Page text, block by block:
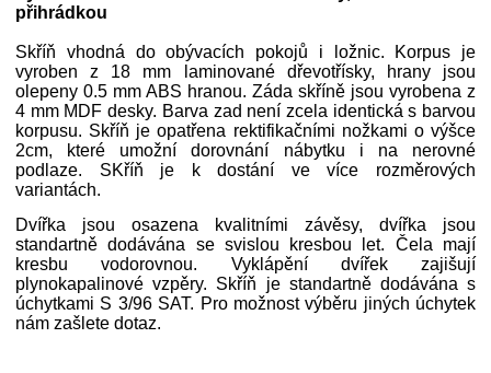
přihrádkou
Skříň vhodná do obývacích pokojů i ložnic. Korpus je
vyroben z 18 mm laminované dřevotřísky, hrany jsou
olepeny 0.5 mm ABS hranou. Záda skříně jsou vyrobena z
4 mm MDF desky. Barva zad není zcela identická s barvou
korpusu. Skříň je opatřena rektifikačními nožkami o výšce
2cm, které umožní dorovnání nábytku i na nerovné
podlaze. SKříň je k dostání ve více rozměrových
variantách.
Dvířka jsou osazena kvalitními závěsy, dvířka jsou
standartně dodávána se svislou kresbou let. Čela mají
kresbu vodorovnou. Vyklápění dvířek zajišují
plynokapalinové vzpěry. Skříň je standartně dodávána s
úchytkami S 3/96 SAT. Pro možnost výběru jiných úchytek
nám zašlete dotaz.